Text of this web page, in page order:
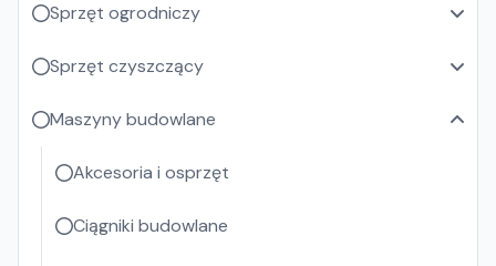
Sprzęt ogrodniczy
Sprzęt czyszczący
Maszyny budowlane
Akcesoria i osprzęt
Ciągniki budowlane